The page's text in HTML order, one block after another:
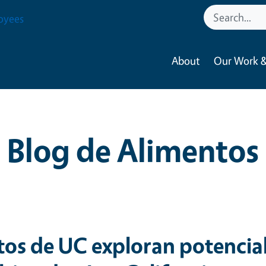
About Our Work
Blog de Alimentos
de UC exploran